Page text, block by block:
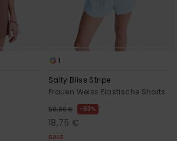
1
Salty Bliss Stripe
Frauen Weiss Elastische Shorts
50,00 € 63%
18,75 €
SALE